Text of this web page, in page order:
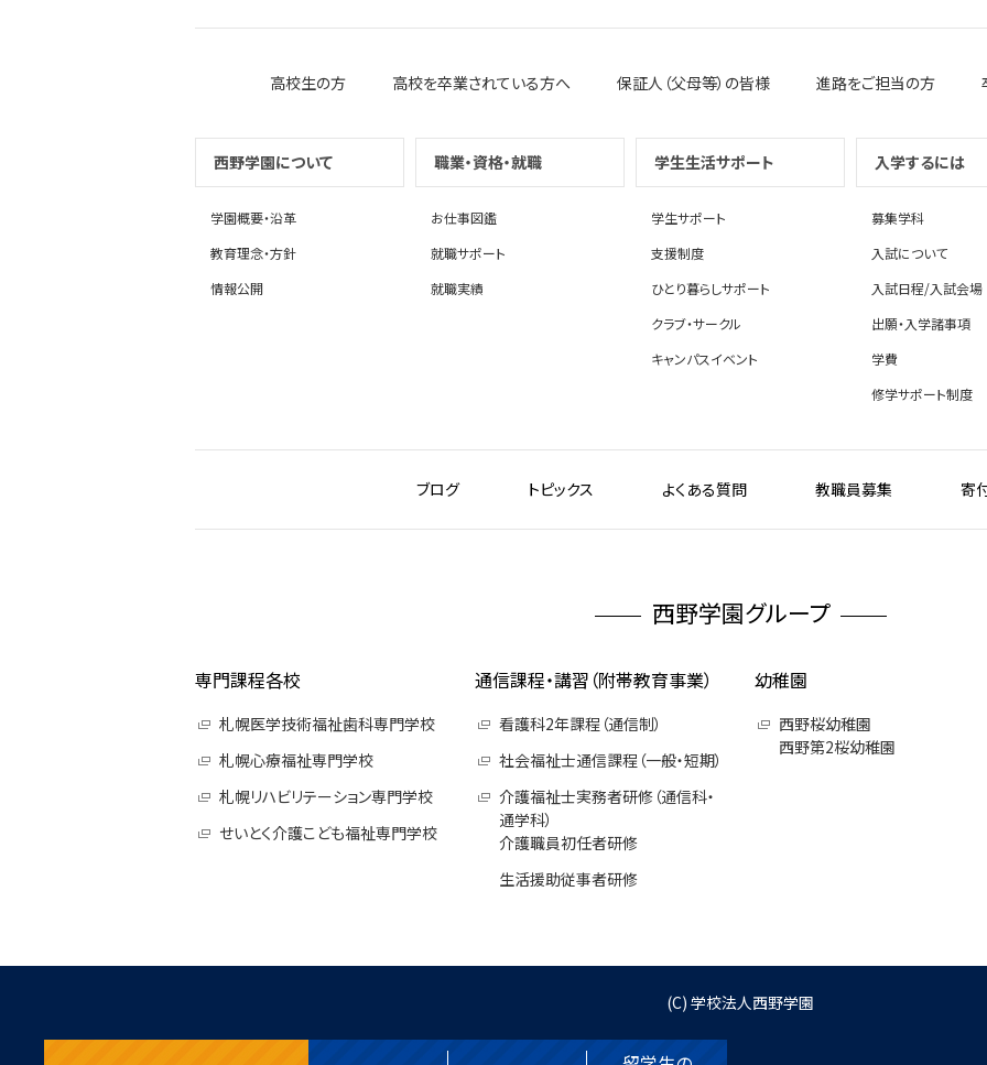
高校生の方 高校を卒業されている方へ 保証人（父母等）の皆様 進路をご担当の方
西野学園について
学園概要・沿革
教育理念・方針
情報公開
職業・資格・就職
お仕事図鑑
就職サポート
就職実績
学生生活サポート
学生サポート
支援制度
ひとり暮らしサポート
クラブ・サークル
キャンパスイベント
入学するには
募集学科
入試について
入試日程/入試会場
出願・入学諸事項
学費
修学サポート制度
ブログ トピックス よくある質問 教職員募集 寄
西野学園グループ
専門課程各校
札幌医学技術福祉歯科専門学校
札幌心療福祉専門学校
札幌リハビリテーション専門学校
せいとく介護こども福祉専門学校
通信課程・講習（附帯教育事業）
看護科2年課程（通信制）
社会福祉士通信課程（一般・短期）
介護福祉士実務者研修（通信科・
通学科）
介護職員初任者研修
生活援助従事者研修
幼稚園
西野桜幼稚園
西野第2桜幼稚園
(C) 学校法人西野学園